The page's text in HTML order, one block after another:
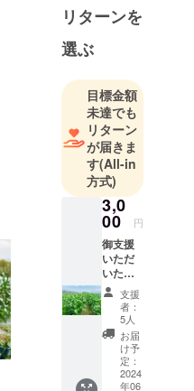
再度オーガ
ニック認証
へ向け再
チャレンジ
です。
特技は、と
うもろこ
し、1苗、1
苗、這いつ
くばりなが
ら、30000
本、手植え
出来る事
趣味、日焼
けを気にせ
ず、毎日、
土と野菜か
らエネル
リターンを
選ぶ
目標金額
未達でも
リターン
が届きま
す(All-in
方式)
3,0
00 円
御支援
いただ
いた大
切な支
援者の
方々に
お礼の
メール
送らさ
せてい
支援
者：
5人
お届
け予
定：
2024
年06